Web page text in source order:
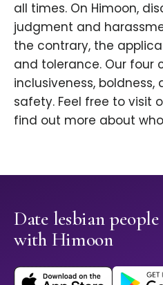
all times. On Himoon,
judgment and
the contrary, the
and tolerance. Our four
inclusiveness,
safety. Feel free to visit
find out more about
Date lesbian
with Himoon